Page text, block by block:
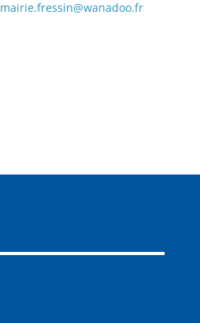
mairie.fressin@wanadoo.fr